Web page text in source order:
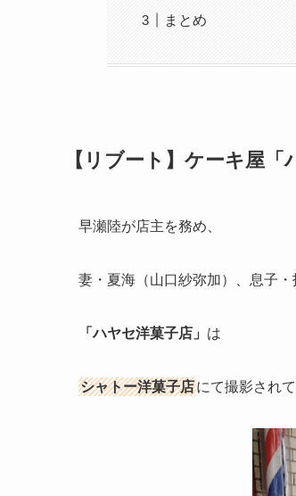
まとめ
【リブート】ケーキ屋
早瀬陸が店主を務め、
妻・夏海（山口紗弥加）、息子
「ハヤセ洋菓子店」 は
シャトー洋菓子店にて撮影され